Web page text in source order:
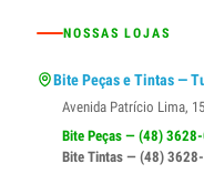
NOSSAS LOJAS
Bite Peças e Tintas —
Avenida Patrício Lima,
Bite Peças — (48)
Bite Tintas — (48)